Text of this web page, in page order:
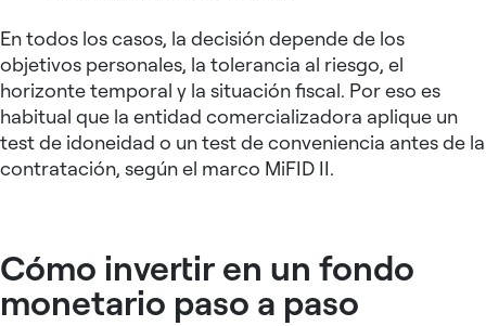
En todos los casos, la decisión depende de los
objetivos personales, la tolerancia al riesgo, el
horizonte temporal y la situación fiscal. Por eso es
habitual que la entidad comercializadora aplique un
test de idoneidad o un test de conveniencia antes de la
contratación, según el marco MiFID II.
Cómo invertir en un fondo
monetario paso a paso